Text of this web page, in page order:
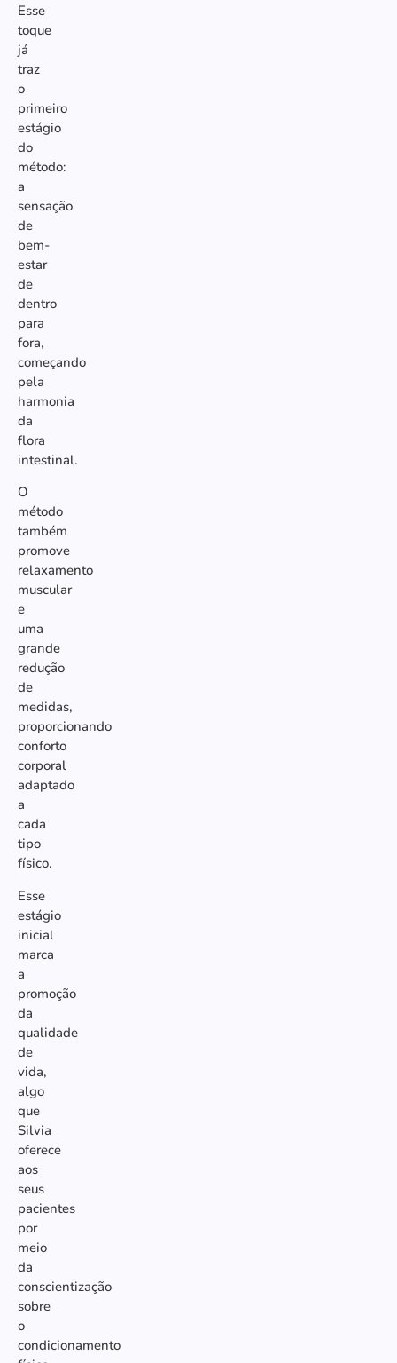
Esse
toque
já
traz
o
primeiro
estágio
do
método:
a
sensação
de
bem-
estar
de
dentro
para
fora,
começando
pela
harmonia
da
flora
intestinal.
O
método
também
promove
relaxamento
muscular
e
uma
grande
redução
de
medidas,
proporcionando
conforto
corporal
adaptado
a
cada
tipo
físico.
Esse
estágio
inicial
marca
a
promoção
da
qualidade
de
vida,
algo
que
Silvia
oferece
aos
seus
pacientes
por
meio
da
conscientização
sobre
o
condicionamento